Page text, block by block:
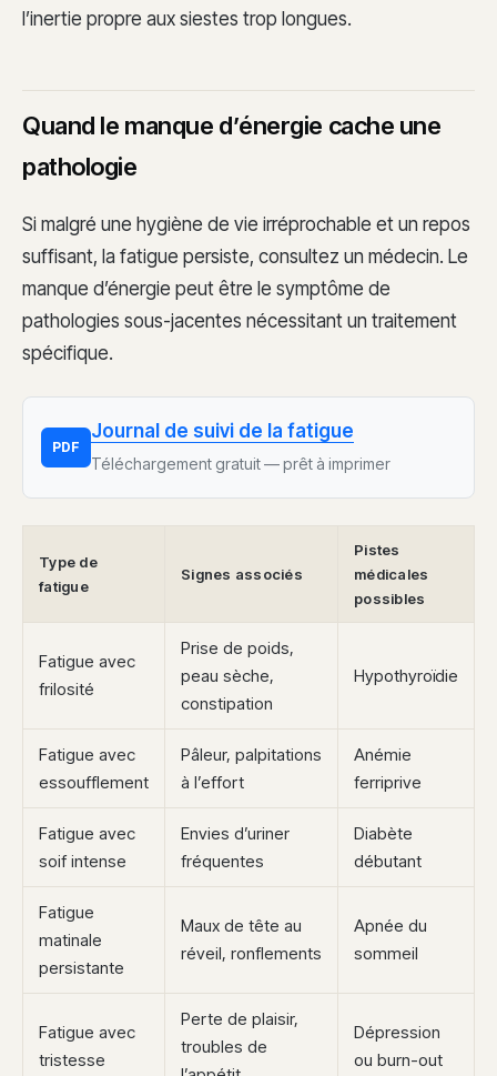
l’inertie propre aux siestes trop longues.
Quand le manque d’énergie cache une
pathologie
Si malgré une hygiène de vie irréprochable et un repos
suffisant, la fatigue persiste, consultez un médecin. Le
manque d’énergie peut être le symptôme de
pathologies sous-jacentes nécessitant un traitement
spécifique.
PDF
Journal de suivi de la fatigue
Téléchargement gratuit — prêt à imprimer
Type de
fatigue
Signes associés
Pistes
médicales
possibles
Fatigue avec
frilosité
Prise de poids,
peau sèche,
constipation
Hypothyroïdie
Fatigue avec
essoufflement
Pâleur, palpitations
à l’effort
Anémie
ferriprive
Fatigue avec
soif intense
Envies d’uriner
fréquentes
Diabète
débutant
Fatigue
matinale
persistante
Maux de tête au
réveil, ronflements
Apnée du
sommeil
Fatigue avec
tristesse
Perte de plaisir,
troubles de
Dépression
ou burn-out